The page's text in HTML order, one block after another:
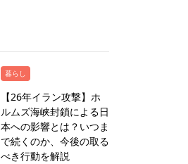
暮らし
【26年イラン攻撃】ホ
ルムズ海峡封鎖による日
本への影響とは？いつま
で続くのか、今後の取る
べき行動を解説